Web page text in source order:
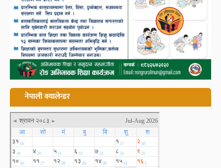
नेपाली क्यालेन्डर